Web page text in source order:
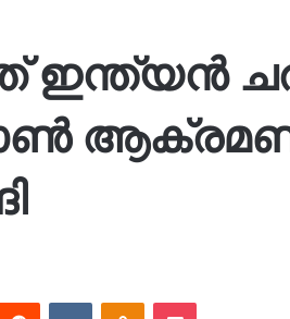
ഇന്ത്യൻ
Reddit VKontakteOdnoklassniki
Pocket